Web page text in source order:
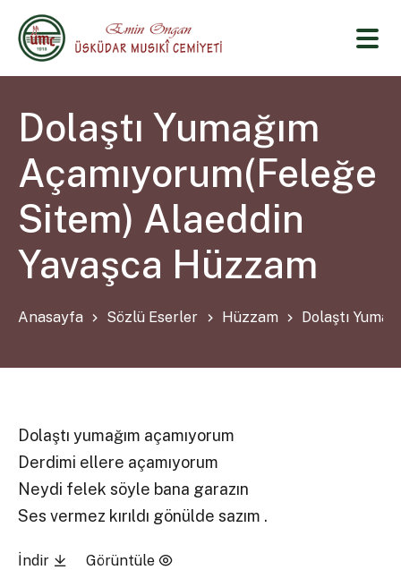
Dolaştı Yumağım
Açamıyorum(Feleğe
Sitem) Alaeddin
Yavaşca Hüzzam
Anasayfa Sözlü Eserler Hüzzam Dolaştı
Dolaştı yumağım açamıyorum
Derdimi ellere açamıyorum
Neydi felek söyle bana garazın
Ses vermez kırıldı gönülde sazım .
İndir Görüntüle